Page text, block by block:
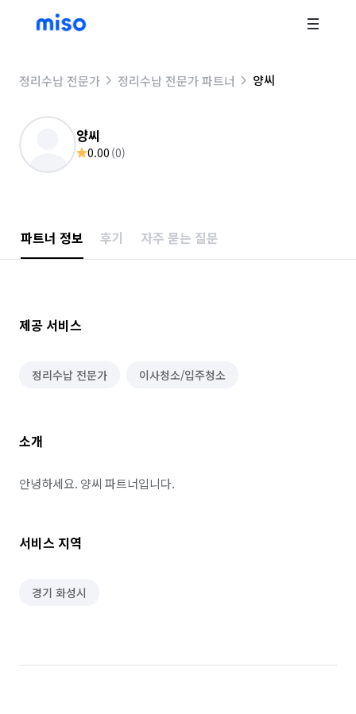
정리수납 전문가 정리수납 전문가 파트너 양씨
양씨
0.00 (0)
파트너 정보 후기 자주 묻는 질문
제공 서비스
정리수납 전문가 이사청소/입주청소
소개
안녕하세요. 양씨 파트너입니다.
서비스 지역
경기 화성시